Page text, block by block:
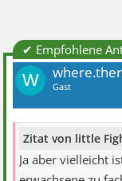
✔ Empfohlene
W Gast
Zitat von little
Ja aber vielleicht